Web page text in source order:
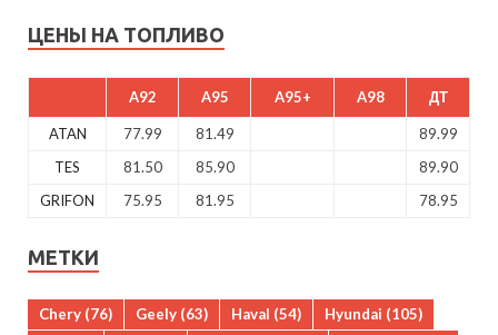
ЦЕНЫ НА ТОПЛИВО
A92 A95 A95+ A98 ДТ
ATAN 77.99 81.49
89.99
TES
81.50 85.90
89.90
GRIFON
75.95 81.95 78.95
МЕТКИ
Chery (76) Geely (63) Haval (54) Hyundai (105)